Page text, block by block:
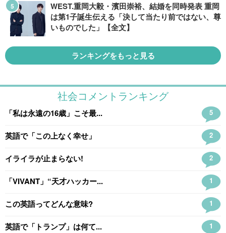
WEST.重岡大毅・濱田崇裕、結婚を同時発表 重岡
は第1子誕生伝える「決して当たり前ではない、尊
いものでした」【全文】
ランキングをもっと見る